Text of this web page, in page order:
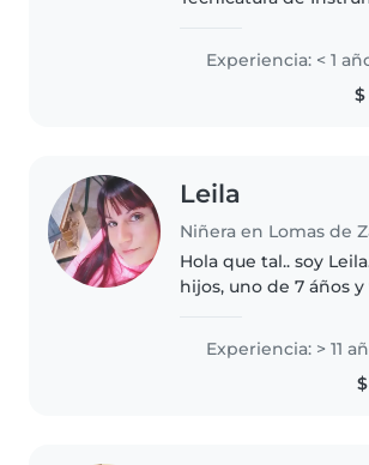
trabajo que me
moverme fácil y
empezar de a poco
Experiencia: < 1
$
Leila
Hola que tal.. soy
hijos, uno de 7 áños y 9 años..
especial.. Me siento
este trabajo.. ya que..
Experiencia: > 11